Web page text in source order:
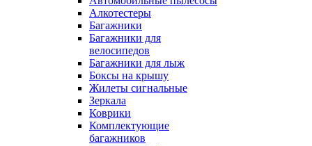
Алкотестеры
Багажники
Багажники для
велосипедов
Багажники для лыж
Боксы на крышу
Жилеты сигнальные
Зеркала
Коврики
Комплектующие
багажников